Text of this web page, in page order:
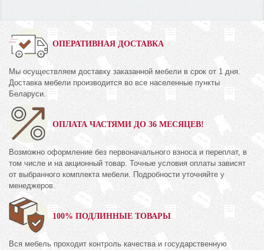
ОПЕРАТИВНАЯ ДОСТАВКА
Мы осуществляем доставку заказанной мебели в срок от 1 дня.
Доставка мебели производится во все населенные пункты
Беларуси.
ОПЛАТА ЧАСТЯМИ ДО 36 МЕСЯЦЕВ!
Возможно оформление без первоначального взноса и переплат, в
том числе и на акционный товар. Точные условия оплаты зависят
от выбранного комплекта мебели. Подробности уточняйте у
менеджеров.
100% ПОДЛИННЫЕ ТОВАРЫ
Вся мебель проходит контроль качества и государственную